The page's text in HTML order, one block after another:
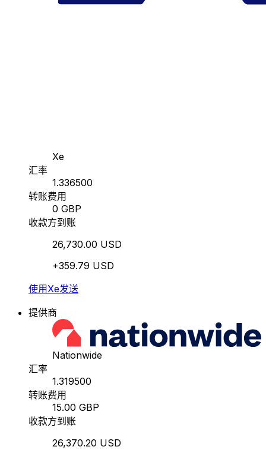
Xe
汇率
1.336500
转账费用
0 GBP
收款方到账
26,730.00 USD
+359.79 USD
使用Xe发送
提供商
Nationwide
汇率
1.319500
转账费用
15.00 GBP
收款方到账
26,370.20 USD